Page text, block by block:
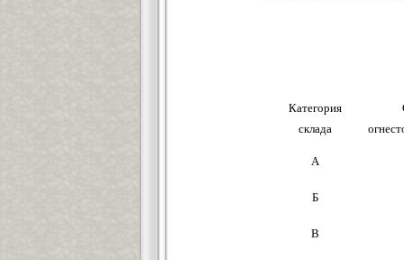
Категория
склада
А
Б
В